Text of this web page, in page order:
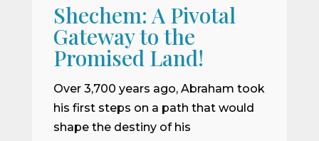
Shechem: A Pivotal
Gateway to the
Promised Land!
Over 3,700 years ago, Abraham took
his first steps on a path that would
shape the destiny of his